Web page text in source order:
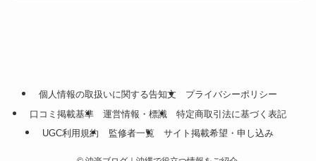
個人情報の取扱いに関する告知文
プライバシーポリシー
口コミ掲載基準
運営情報・標識
特定商取引法に基づく表記
UGC利用規約
監修者一覧 サイト掲載希望・申し込み